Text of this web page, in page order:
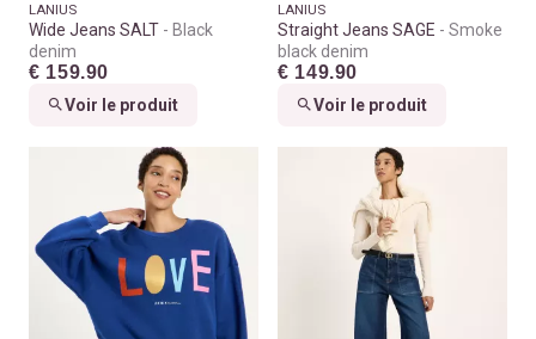
LANIUS
Wide Jeans SALT
Black
denim
€ 159.90
Voir le produit
LANIUS
Straight Jeans SAGE
Smoke
black denim
€ 149.90
Voir le produit